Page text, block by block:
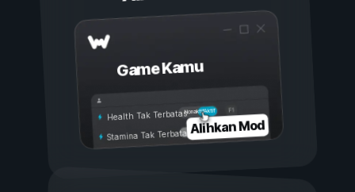
Game Kamu
Aktif
Nonaktif
Health Tak Terbatas
Stamina Tak TerbatasAlihkan Mod